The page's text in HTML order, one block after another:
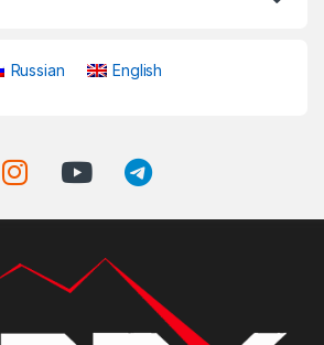
Russian English